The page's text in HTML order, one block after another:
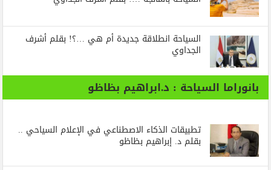
السياحة انطلاقة جديدة أم هي …؟! بقلم أشرف
الجداوي
بانوراما السياحة : د.ابراهيم بظاظو
تطبيقات الذكاء الاصطناعي في الإعلام السياحي ..
بقلم د. إبراهيم بظاظو